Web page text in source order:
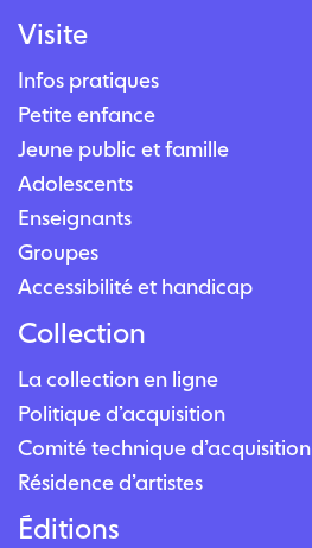
Visite
Infos pratiques
Petite enfance
Jeune public et famille
Adolescents
Enseignants
Groupes
Accessibilité et handicap
Collection
La collection en ligne
Politique d’acquisition
Comité technique d’acquisition
Résidence d’artistes
Éditions